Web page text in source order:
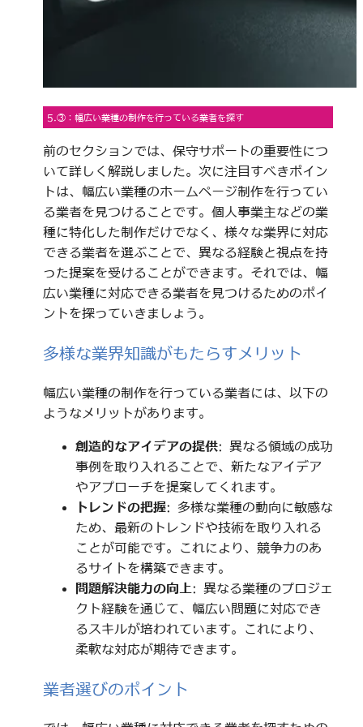
5.③：幅広い業種の制作を行っている業者を探す
前のセクションでは、保守サポートの重要性につ
いて詳しく解説しました。次に注目すべきポイン
トは、幅広い業種のホームページ制作を行ってい
る業者を見つけることです。個人事業主などの業
種に特化した制作だけでなく、様々な業界に対応
できる業者を選ぶことで、異なる経験と視点を持
った提案を受けることができます。それでは、幅
広い業種に対応できる業者を見つけるためのポイ
ントを探っていきましょう。
多様な業界知識がもたらすメリット
幅広い業種の制作を行っている業者には、以下の
ようなメリットがあります。
創造的なアイデアの提供: 異なる領域の成功
事例を取り入れることで、新たなアイデア
やアプローチを提案してくれます。
トレンドの把握: 多様な業種の動向に敏感な
ため、最新のトレンドや技術を取り入れる
ことが可能です。これにより、競争力のあ
るサイトを構築できます。
問題解決能力の向上: 異なる業種のプロジェ
クト経験を通じて、幅広い問題に対応でき
るスキルが培われています。これにより、
柔軟な対応が期待できます。
業者選びのポイント